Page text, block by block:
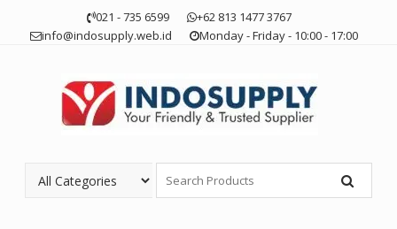
021 - 735 6599
+62 813 1477 3767
info@indosupply.web.id
Monday - Friday - 10:00 - 17:00